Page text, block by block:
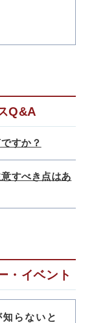
Q&A
すか？
すべき点はあ
・イベント
らないと